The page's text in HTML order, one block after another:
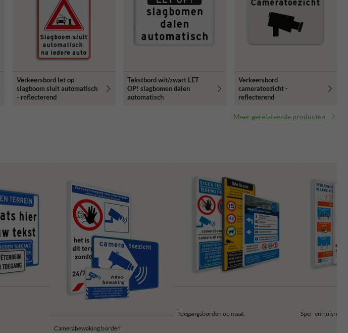
Verkeersbord let op
slagboom sluit automatisch
- reflecterend
Tekstbord wit/zwart LET
OP! slagbomen dalen
automatisch
Verkeersbord
cameratoezicht -
reflecterend
Meer gerelateerde producten
Camerabewaking borden
Toegangsborden op maat Spel- en